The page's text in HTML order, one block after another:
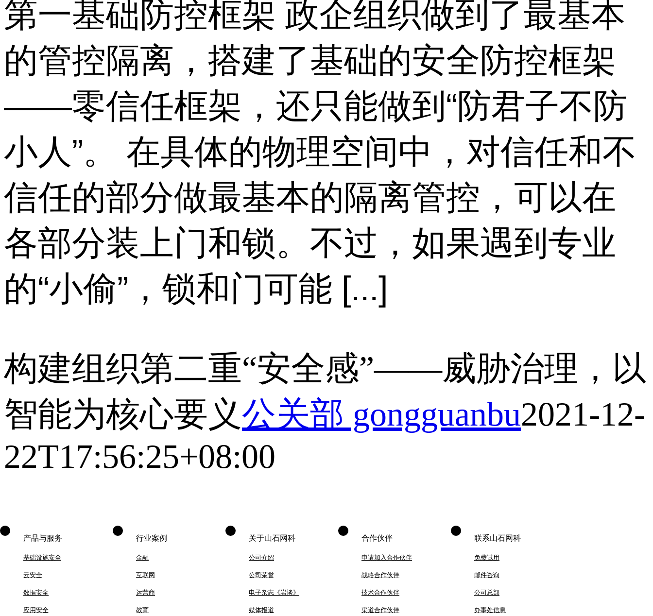
第一基础防控框架 政企组织做到了最基本
的管控隔离，搭建了基础的安全防控框架
——零信任框架，还只能做到“防君子不防
小人”。 在具体的物理空间中，对信任和不
信任的部分做最基本的隔离管控，可以在
各部分装上门和锁。不过，如果遇到专业
的“小偷”，锁和门可能 [...]
构建组织第二重“安全感”——威胁治理，以
智能为核心要义公关部 gongguanbu2021-12-
22T17:56:25+08:00
产品与服务
基础设施安全
云安全
数据安全
应用安全
行业案例
金融
互联网
运营商
教育
关于山石网科
公司介绍
公司荣誉
电子杂志《岩谈》
媒体报道
合作伙伴
申请加入合作伙伴
战略合作伙伴
技术合作伙伴
渠道合作伙伴
联系山石网科
免费试用
邮件咨询
公司总部
办事处信息